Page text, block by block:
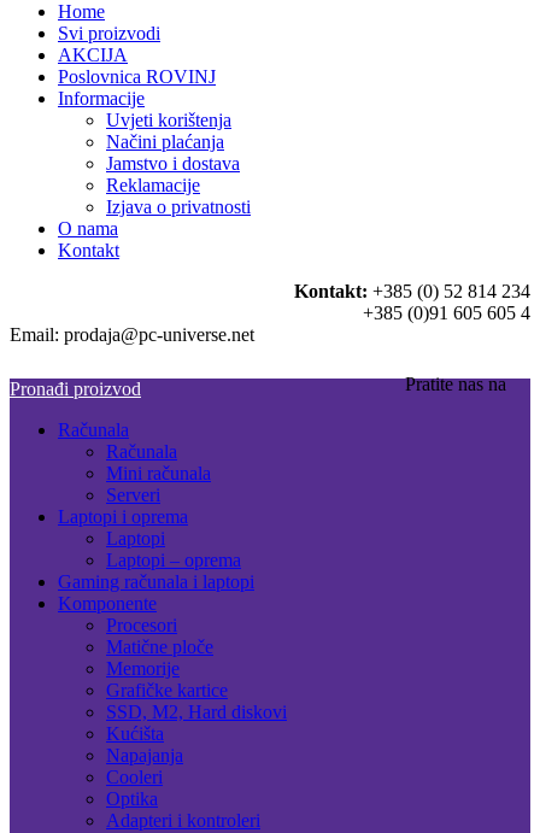
Home
Svi proizvodi
AKCIJA
Poslovnica ROVINJ
Informacije
Uvjeti korištenja
Načini plaćanja
Jamstvo i dostava
Reklamacije
Izjava o privatnosti
O nama
Kontakt
Kontakt: +385 (0) 52 814 234
+385 (0)91 605 605 4
Email: prodaja@pc-universe.net
Pratite nas na
Pronađi proizvod
Računala
Računala
Mini računala
Serveri
Laptopi i oprema
Laptopi
Laptopi – oprema
Gaming računala i laptopi
Komponente
Procesori
Matične ploče
Memorije
Grafičke kartice
SSD, M2, Hard diskovi
Kućišta
Napajanja
Cooleri
Optika
Adapteri i kontroleri